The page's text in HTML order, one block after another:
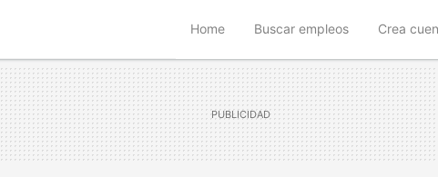
Home(current)Buscar empleos Crea